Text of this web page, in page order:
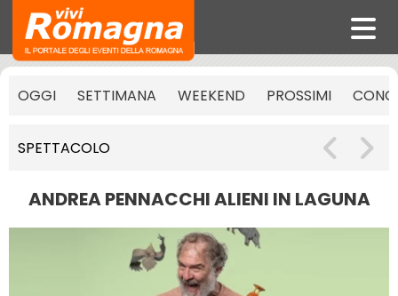
OGGI SETTIMANA WEEKEND PROSSIMI
SPETTACOLO
ANDREA PENNACCHI ALIENI IN LAGUNA